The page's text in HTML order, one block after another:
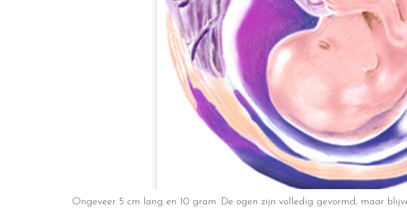
Ongeveer 5 cm lang en 10 gram. De ogen zijn volledig gevormd, maar